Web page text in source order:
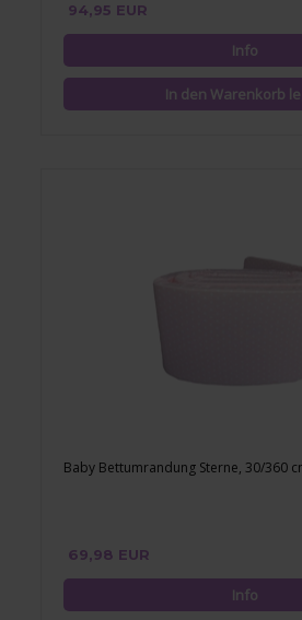
94,95 EUR
Baby Bettumrandung Sterne, 30/360
69,98 EUR